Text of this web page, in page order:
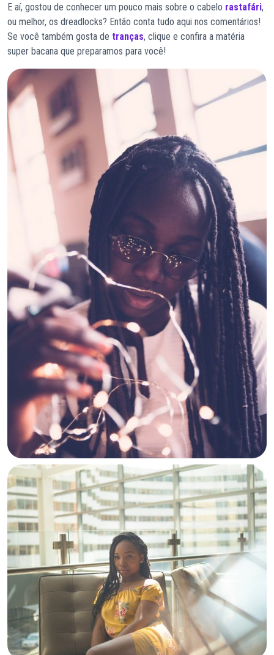
E aí, gostou de conhecer um pouco mais sobre o cabelo rastafári,
ou melhor, os dreadlocks? Então conta tudo aqui nos comentários!
Se você também gosta de tranças, clique e confira a matéria
super bacana que preparamos para você!